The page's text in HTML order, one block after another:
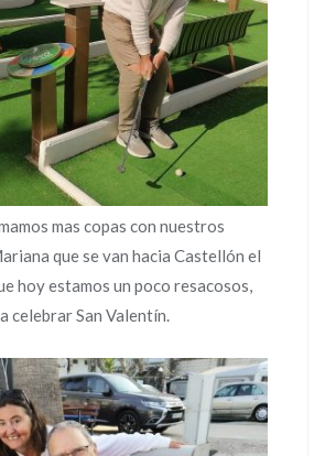
mas copas con nuestros
que se van hacia Castellón el
hoy estamos un poco resacosos,
celebrar San Valentín.